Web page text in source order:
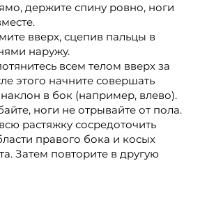
держите спину ровно, ноги
вверх, сцепив пальцы в
наружу.
всем телом вверх за
этого начните совершать
в бок (например, влево).
ноги не отрывайте от пола.
растяжку сосредоточить
правого бока и косых
Затем повторите в другую